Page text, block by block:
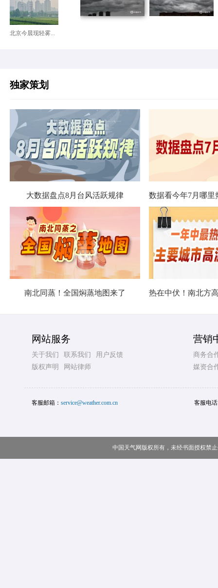
北京今晨现轻雾...
独家策划
大数据盘点8月台风活跃规律
南北同蒸！全国焖蒸地图来了
网站服务
关于我们 联系我们
用户反馈
版权声明
网站律师
营销
商务合
媒资合
客服邮箱： service@weather.com.cn 客服电
中国天气网版权所有，未经书面授权